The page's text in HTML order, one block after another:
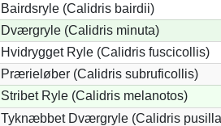
Bairdsryle (Calidris bairdii)
Dværgryle (Calidris minuta)
Hvidrygget Ryle (Calidris fuscicollis)
Prærieløber (Calidris subruficollis)
Stribet Ryle (Calidris melanotos)
Tyknæbbet Dværgryle (Calidris